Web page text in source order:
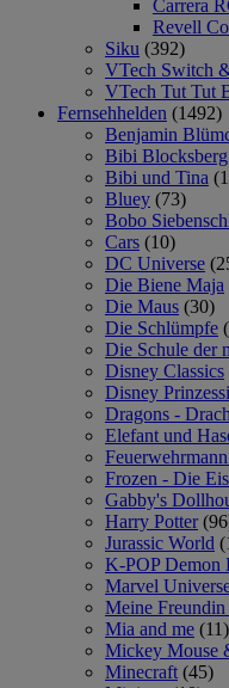
Carrera
Revell
Siku (392)
VTech Switch
VTech Tut Tut
Fernsehhelden (1492)
Benjamin
Bibi Blocksberg
Bibi und Tina
Bluey (73)
Bobo
Cars (10)
DC Universe
Die Biene Maja
Die Maus (30)
Die Schlümpfe
Die Schule der
Disney Classics
Disney
Dragons -
Elefant und
Frozen - Die
Gabby's
Harry Potter
Jurassic World
K-POP Demon
Marvel
Meine
Mia and me (11)
Mickey Mouse
Minecraft (45)